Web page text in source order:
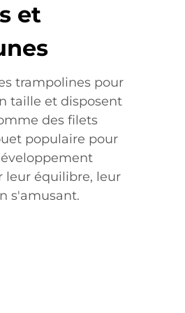
et
trampolines pour
taille et disposent
des filets
populaire pour
leur équilibre, leur
s'amusant.